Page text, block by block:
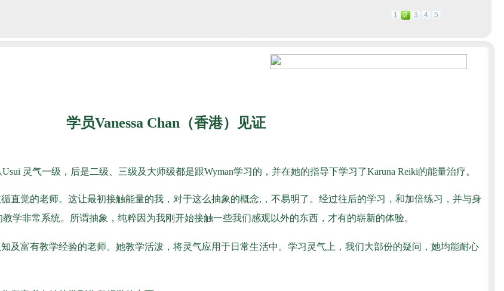
学员Vanessa Chan（香港）见证
灵气一级，后是二级、三级及大师级都是跟Wyman学习的，并在她的指导下学习了Karuna Reiki的能量治疗。
直觉的老师。这让最初接触能量的我，对于这么抽象的概念,，不易明了。经过往后的学习，和加倍练习，并与身
学非常系统。所谓抽象，纯粹因为我刚开始接触一些我们感观以外的东西，才有的崭新的体验。
及富有教学经验的老师。她教学活泼，将灵气应用于日常生活中。学习灵气上，我们大部份的疑问，她均能耐心